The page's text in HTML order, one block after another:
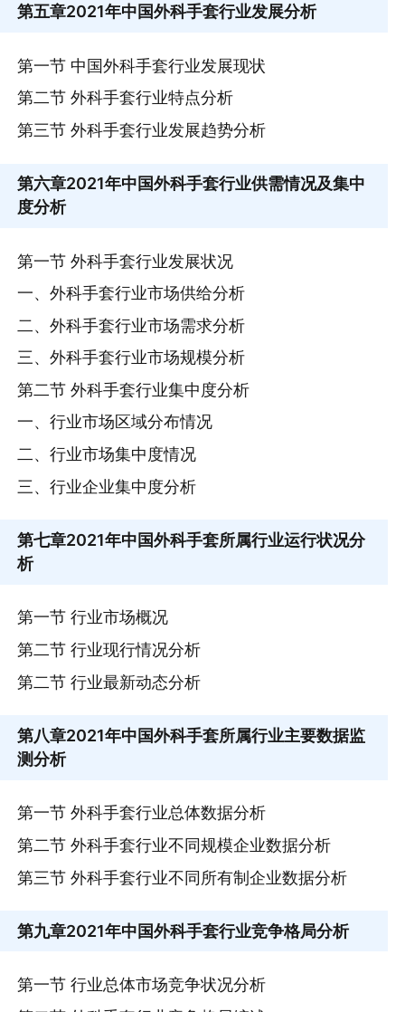
第五章2021年中国外科手套行业发展分析
第一节 中国外科手套行业发展现状
第二节 外科手套行业特点分析
第三节 外科手套行业发展趋势分析
第六章2021年中国外科手套行业供需情况及集中
度分析
第一节 外科手套行业发展状况
一、外科手套行业市场供给分析
二、外科手套行业市场需求分析
三、外科手套行业市场规模分析
第二节 外科手套行业集中度分析
一、行业市场区域分布情况
二、行业市场集中度情况
三、行业企业集中度分析
第七章2021年中国外科手套所属行业运行状况分
析
第一节 行业市场概况
第二节 行业现行情况分析
第二节 行业最新动态分析
第八章2021年中国外科手套所属行业主要数据监
测分析
第一节 外科手套行业总体数据分析
第二节 外科手套行业不同规模企业数据分析
第三节 外科手套行业不同所有制企业数据分析
第九章2021年中国外科手套行业竞争格局分析
第一节 行业总体市场竞争状况分析